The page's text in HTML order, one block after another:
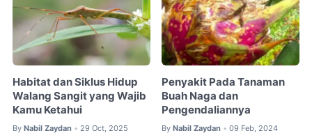
Habitat dan Siklus Hidup
Walang Sangit yang Wajib
Kamu Ketahui
By Nabil Zaydan • 29 Oct, 2025
Penyakit Pada Tanaman
Buah Naga dan
Pengendaliannya
By Nabil Zaydan • 09 Feb, 2024